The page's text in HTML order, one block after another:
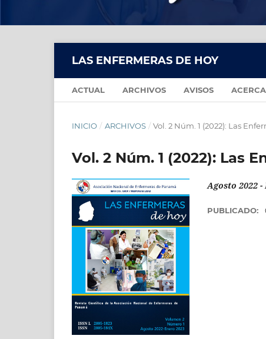
LAS ENFERMERAS DE HOY
ACTUAL ARCHIVOS AVISOS
INICIO / ARCHIVOS / Vol. 2 Núm. 1 (2022): Las
Vol. 2 Núm. 1 (2022): Las
Agosto 2022 -
PUBLICADO: